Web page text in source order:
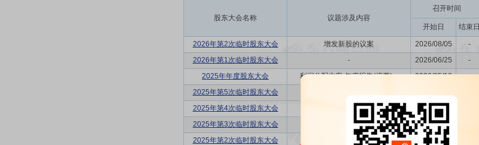
股东大会名称 议题涉及内容
召开时间
开始日
结束日
2026年第2次临时股东大会 增发新股的议案 2026/08/05 -
2026年第1次临时股东大会
- 2026/06/25 -
2025年年度股东大会
利润分配方案,年度报告(摘要)... 2026/05/13 -
2025年第5次临时股东大会
2025年第4次临时股东大会
2025/11/17
2025年第3次临时股东大会
2025/07/04
2025年第2次临时股东大会
董事换届议案 2025/05/30